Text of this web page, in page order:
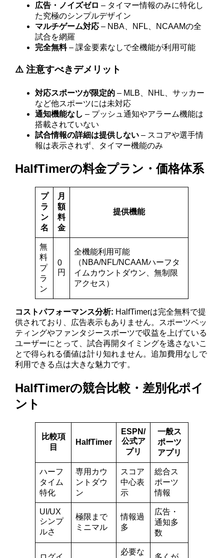
広告・ノイズゼロ – タイマー情報のみに特化し
た究極のシンプルデザイン
マルチゲーム対応 – NBA、NFL、NCAAMの全
試合を網羅
完全無料– 課金要素なしで全機能が利用可能
⚠️ 注意すべきデメリット
対応スポーツが限定的 – MLB、NHL、サッカー
など他スポーツには未対応
通知機能なし – プッシュ通知やアラーム機能は
搭載されていない
試合情報の詳細は提供しない – スコアや選手情
報は表示されず、タイマー機能のみ
HalfTimerの料金プラン・価格体系
プ
ラ
ン
名
月
額
料
金
提供機能
無
料
プ
ラ
ン
0
円
全機能利用可能
（NBA/NFL/NCAAMハーフタ
イムカウントダウン、無制限
アクセス）
コストパフォーマンス分析: HalfTimerは完全無料で提
供されており、広告表示もありません。スポーツベッ
ティングやファンタジースポーツで収益を上げている
ユーザーにとって、試合再開タイミングを逃さないこ
とで得られる価値は計り知れません。追加費用なしで
利用できる点は大きな魅力です。
HalfTimerの競合比較・差別化ポイ
ント
比較項
目
HalfTimer
ESPN/
公式ア
プリ
一般ス
ポーツ
アプリ
ハーフ
タイム
特化
専用カウ
ントダウ
ン
スコア
中心表
示
総合ス
ポーツ
情報
UI/UX
シンプ
ルさ
極限まで
ミニマル
情報過
多
広告・
通知多
数
必要な